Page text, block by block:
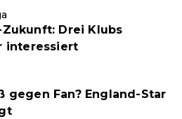
Drei Klubs
interessiert
gegen Fan? England-Star